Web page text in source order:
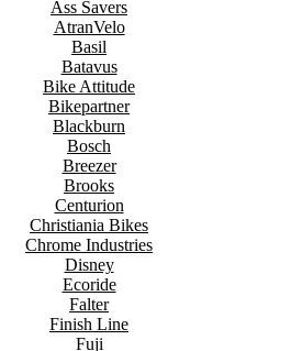
Ass Savers
AtranVelo
Basil
Batavus
Bike Attitude
Bikepartner
Blackburn
Bosch
Breezer
Brooks
Centurion
Christiania Bikes
Chrome Industries
Disney
Ecoride
Falter
Finish Line
Fuji